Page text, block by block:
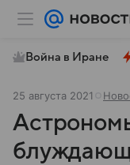
Война в Иране
25 августа 2021